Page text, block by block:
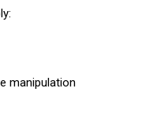
manipulation